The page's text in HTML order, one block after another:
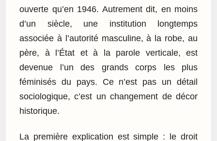
ouverte qu’en 1946. Autrement dit, en moins
d’un siècle, une institution longtemps
associée à l’autorité masculine, à la robe, au
père, à l’État et à la parole verticale, est
devenue l’un des grands corps les plus
féminisés du pays. Ce n’est pas un détail
sociologique, c’est un changement de décor
historique.
La première explication est simple : le droit